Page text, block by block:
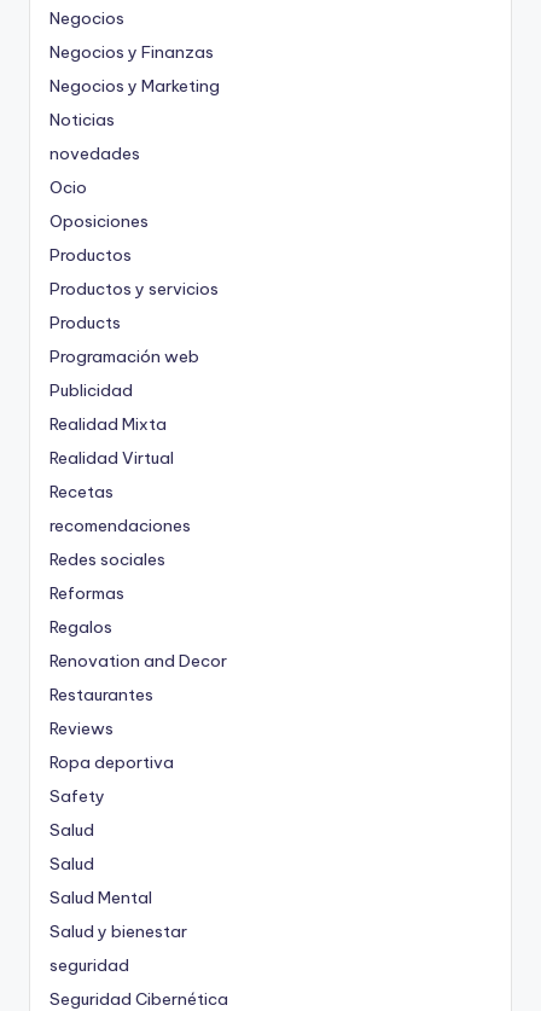
Negocios
Negocios y Finanzas
Negocios y Marketing
Noticias
novedades
Ocio
Oposiciones
Productos
Productos y servicios
Products
Programación web
Publicidad
Realidad Mixta
Realidad Virtual
Recetas
recomendaciones
Redes sociales
Reformas
Regalos
Renovation and Decor
Restaurantes
Reviews
Ropa deportiva
Safety
Salud
Salud
Salud Mental
Salud y bienestar
seguridad
Seguridad Cibernética